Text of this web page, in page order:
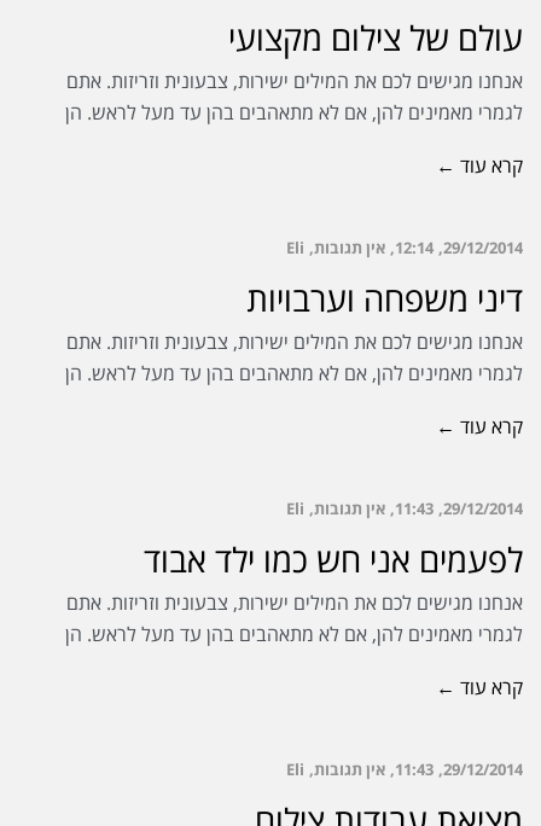
עולם של צילום מקצועי
אנחנו מגישים לכם את המילים ישירות, צבעונית וזריזות. אתם
לגמרי מאמינים להן, אם לא מתאהבים בהן עד מעל לראש. הן
קרא עוד ←
29/12/2014
12:14 אין תגובות Eli
דיני משפחה וערבויות
אנחנו מגישים לכם את המילים ישירות, צבעונית וזריזות. אתם
לגמרי מאמינים להן, אם לא מתאהבים בהן עד מעל לראש. הן
קרא עוד ←
29/12/2014
11:43 אין תגובות Eli
לפעמים אני חש כמו ילד אבוד
אנחנו מגישים לכם את המילים ישירות, צבעונית וזריזות. אתם
לגמרי מאמינים להן, אם לא מתאהבים בהן עד מעל לראש. הן
קרא עוד ←
29/12/2014
11:43 אין תגובות Eli